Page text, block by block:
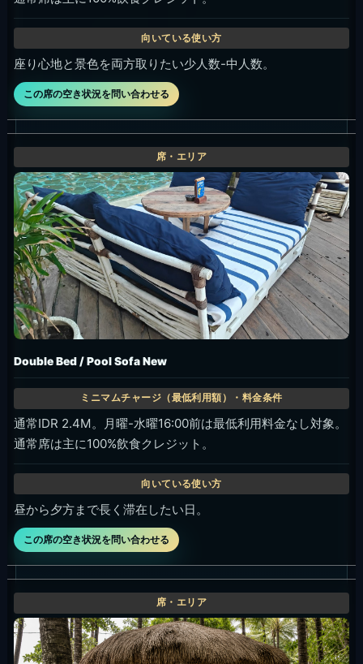
Kubu / Triple Bed Pool
通常IDR 2.6M。月曜-水曜16:00前は最低利用料金なし対象。
通常席は主に100%飲食クレジット。
グループで席を広く使う、日差しを避けたい時。
この席の空き状況を問い合わせる